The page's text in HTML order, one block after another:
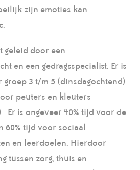
zijn emoties kan
geleid door een
en een gedragsspecialist. Er is
groep 3 t/m 5 (dinsdagochtend)
peuters en kleuters
is ongeveer 40% tijd voor de
60% tijd voor sociaal
en leerdoelen. Hierdoor
tussen zorg, thuis en